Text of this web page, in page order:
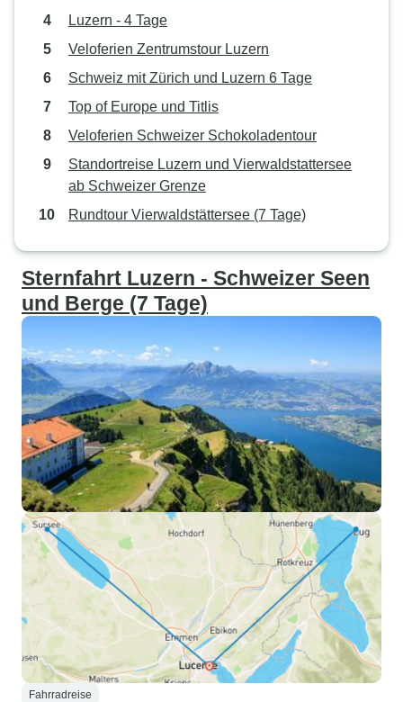
Luzern - 4 Tage
Veloferien Zentrumstour Luzern
Schweiz mit Zürich und Luzern 6 Tage
Top of Europe und Titlis
Veloferien Schweizer Schokoladentour
Standortreise Luzern und Vierwaldstattersee
ab Schweizer Grenze
Rundtour Vierwaldstättersee (7 Tage)
Sternfahrt Luzern - Schweizer Seen
und Berge (7 Tage)
Fahrradreise